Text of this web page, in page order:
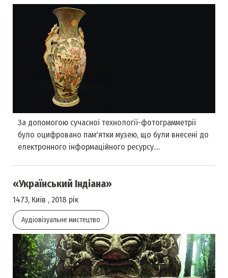
За допомогою сучасної технології-фотограмметрії
було оцифровано пам'ятки музею, що були внесені до
електронного інформаційного ресурсу....
«Український Індіана»
1473, Київ , 2018 рік
Аудіовізуальне мистецтво